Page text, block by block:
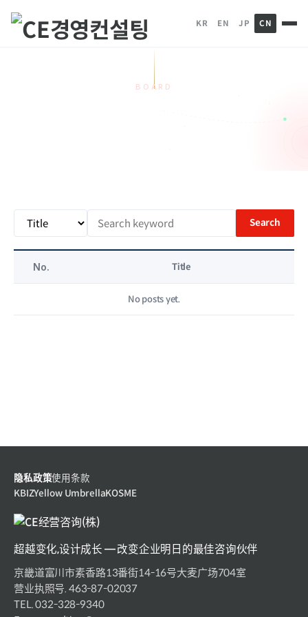
KR EN JP CN
BOARD
Search
No. Title
No posts yet.
隐私政策使用条款
KBIZYellow UmbrellaKOSME
超越变化,设计成长 — 改变企业明日的最佳咨询伙伴
京畿道富川市素香路13番街14-16号大麦广场704室
营业执照号. 463-87-02037
TEL. 032-328-9340